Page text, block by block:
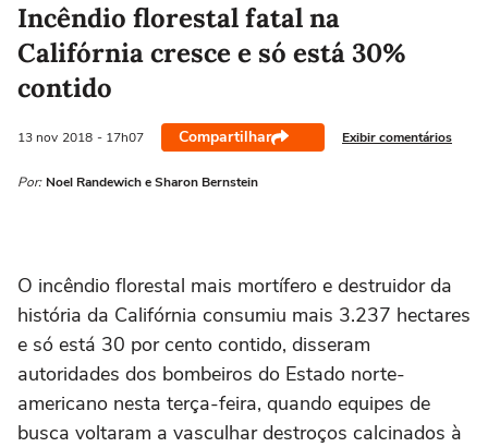
Incêndio florestal fatal na
Califórnia cresce e só está 30%
contido
13 nov 2018 - 17h07 Compartilhar Exibir comentários
Por: Noel Randewich e Sharon Bernstein
O incêndio florestal mais mortífero e destruidor da
história da Califórnia consumiu mais 3.237 hectares
e só está 30 por cento contido, disseram
autoridades dos bombeiros do Estado norte-
americano nesta terça-feira, quando equipes de
busca voltaram a vasculhar destroços calcinados à